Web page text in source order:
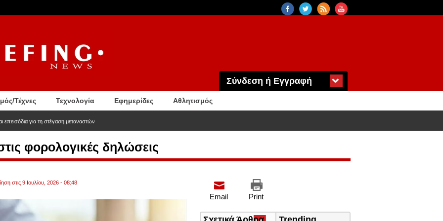
Σύνδεση ή Εγγραφή
Τέχνες Τεχνολογία Εφημερίδες Αθλητισμός
επεισόδια για τη στέγαση μεταναστών
φορολογικές δηλώσεις
στις 9 Ιουλίου, 2026 - 08:48
Print
Email